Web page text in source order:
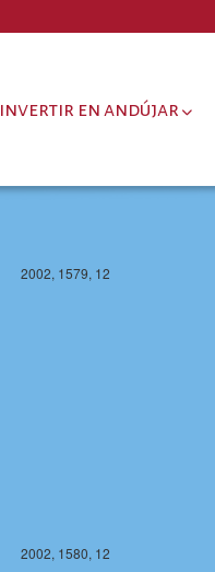
invertir en andújar
2002, 1579, 12
2002, 1580, 12